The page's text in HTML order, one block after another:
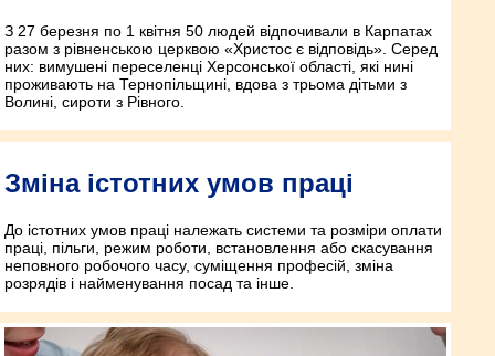
З 27 березня по 1 квітня 50 людей відпочивали в Карпатах
разом з рівненською церквою «Христос є відповідь». Серед
них: вимушені переселенці Херсонської області, які нині
проживають на Тернопільщині, вдова з трьома дітьми з
Волині, сироти з Рівного.
Зміна істотних умов праці
До істотних умов праці належать системи та розміри оплати
праці, пільги, режим роботи, встановлення або скасування
неповного робочого часу, суміщення професій, зміна
розрядів і найменування посад та інше.